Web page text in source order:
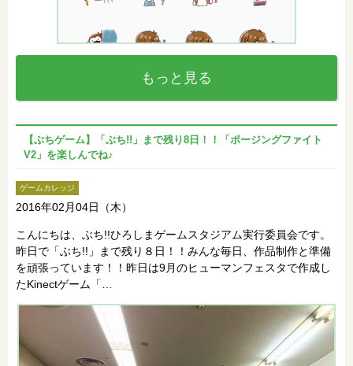
もっと見る
【ぶちゲーム】「ぶち!!」まで残り8日！！「ポージングファイト
V2」を楽しんでね♪
ゲームカレッジ
2016年02月04日（木）
こんにちは、ぶち!!ひろしまゲームスタジアム実行委員会です。
昨日で「ぶち!!」まで残り８日！！みんな毎日、作品制作と準備
を頑張っています！！昨日は9月のヒューマンフェスタで作成し
たKinectゲーム「…